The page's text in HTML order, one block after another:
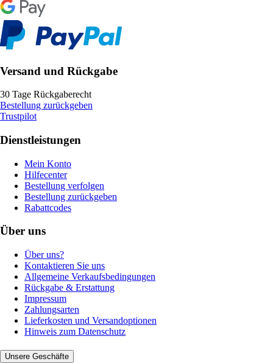
Versand und Rückgabe
30 Tage Rückgaberecht
Bestellung zurückgeben
Trustpilot
Dienstleistungen
Mein Konto
Hilfecenter
Bestellung verfolgen
Bestellung zurückgeben
Rabattcodes
Über uns
Über uns?
Kontaktieren Sie uns
Allgemeine Verkaufsbedingungen
Rückgabe & Erstattung
Impressum
Zahlungsarten
Lieferkosten und Versandoptionen
Hinweis zum Datenschutz
Unsere Geschäfte